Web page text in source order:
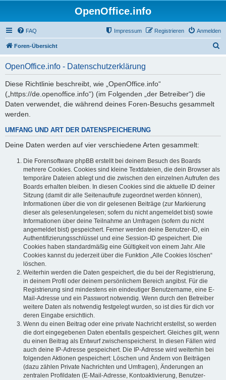
OpenOffice.info
FAQ Anmelden
Registrieren
Impressum
Foren-Übersicht
OpenOffice.info - Datenschutzerklärung
Diese Richtlinie beschreibt, wie „OpenOffice.info“
(„https://de.openoffice.info“) (im Folgenden „der Betreiber“) die
Daten verwendet, die während deines Foren-Besuchs gesammelt
werden.
UMFANG UND ART DER DATENSPEICHERUNG
Deine Daten werden auf vier verschiedene Arten gesammelt:
Die Forensoftware phpBB erstellt bei deinem Besuch des Boards
mehrere Cookies. Cookies sind kleine Textdateien, die dein Browser als
temporäre Dateien ablegt und die zwischen den einzelnen Aufrufen des
Boards erhalten bleiben. In diesen Cookies sind die aktuelle ID deiner
Sitzung (damit dir alle Seitenaufrufe zugeordnet werden können),
Informationen über die von dir gelesenen Beiträge (zur Markierung
dieser als gelesen/ungelesen; sofern du nicht angemeldet bist) sowie
Informationen über deine Teilnahme an Umfragen (sofern du nicht
angemeldet bist) gespeichert. Ferner werden deine Benutzer-ID, ein
Authentifizierungsschlüssel und eine Session-ID gespeichert. Die
Cookies haben standardmäßig eine Gültigkeit von einem Jahr. Alle
Cookies kannst du jederzeit über die Funktion „Alle Cookies löschen“
löschen.
Weiterhin werden die Daten gespeichert, die du bei der Registrierung,
in deinem Profil oder deinem persönlichem Bereich angibst. Für die
Registrierung sind mindestens ein eindeutiger Benutzername, eine E-
Mail-Adresse und ein Passwort notwendig. Wenn durch den Betreiber
weitere Daten als notwendig festgelegt wurden, so ist dies für dich vor
deren Eingabe ersichtlich.
Wenn du einen Beitrag oder eine private Nachricht erstellst, so werden
die dort eingegebenen Daten ebenfalls gespeichert. Gleiches gilt, wenn
du einen Beitrag als Entwurf zwischenspeicherst. In diesen Fällen wird
auch deine IP-Adresse gespeichert. Die IP-Adresse wird weiterhin bei
folgenden Aktionen gespeichert: Löschen und Ändern von Beiträgen
(dazu zählen Private Nachrichten und Umfragen), Änderungen an
zentralen Profildaten (E-Mail-Adresse, Kontoaktivierung, Benutzer-